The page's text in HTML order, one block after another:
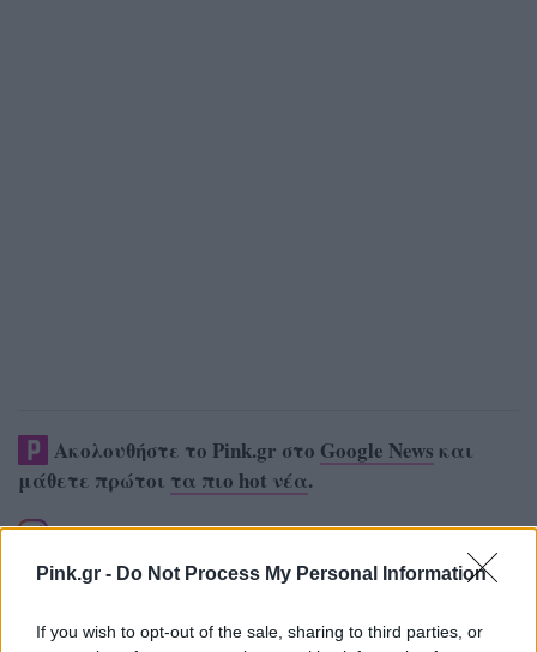
Pink.gr - Do Not Process My Personal Information
If you wish to opt-out of the sale, sharing to third parties, or
Ακολουθήστε το Pink.gr στο Google News και
μάθετε πρώτοι τα πιο hot νέα.
Ακολουθήστε το Pink.gr και στοInstagram